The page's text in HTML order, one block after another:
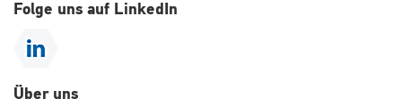
Folge uns auf LinkedIn
Über uns